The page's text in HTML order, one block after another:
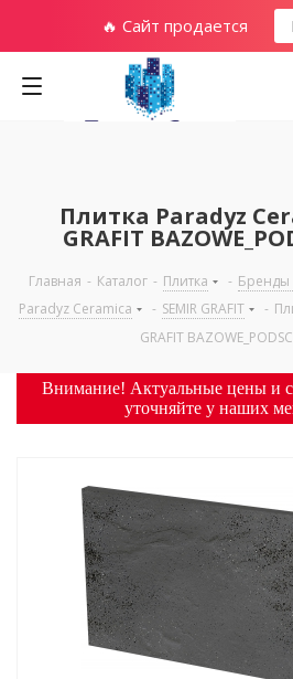
🔥 Сайт продается
Плитка Paradyz
GRAFIT
Главная - Каталог - Плитка - Бренды
Paradyz Ceramica
- SEMIR GRAFIT -
GRAFIT
Внимание! Актуальные цены и
уточняйте у наших